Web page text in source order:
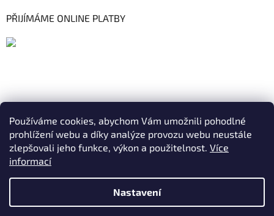
Používáme cookies, abychom Vám umožnili pohodlné
prohlížení webu a díky analýze provozu webu neustále
zlepšovali jeho funkce, výkon a použitelnost. Více
informací
Nastavení
PŘIJÍMÁME ONLINE PLATBY
Vytvořil Shoptet|Realizoval Appgrade